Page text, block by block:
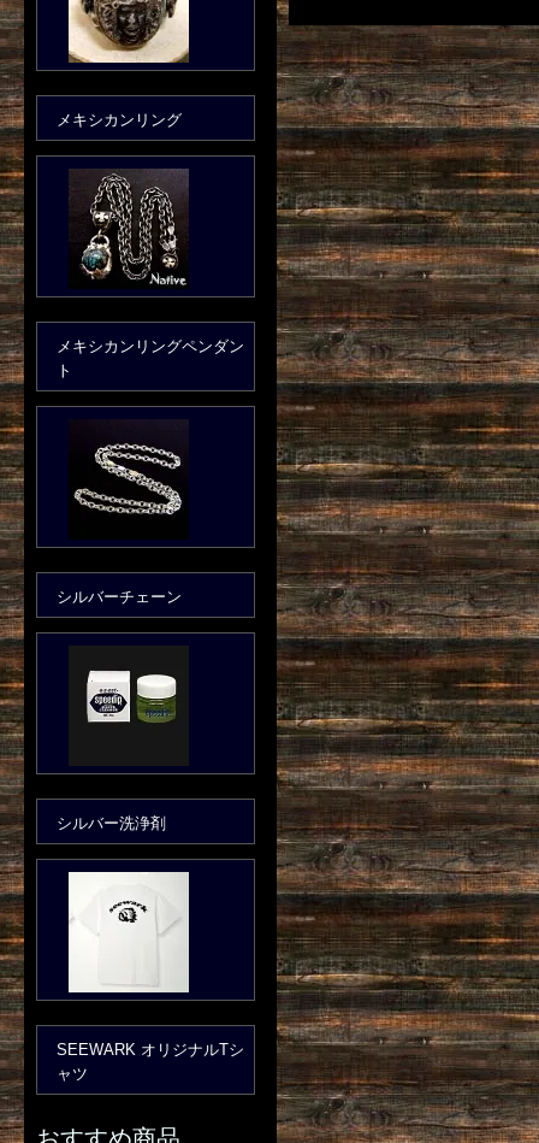
メキシカンリング
メキシカンリングペンダン
ト
シルバーチェーン
シルバー洗浄剤
SEEWARK オリジナルTシ
ャツ
おすすめ商品